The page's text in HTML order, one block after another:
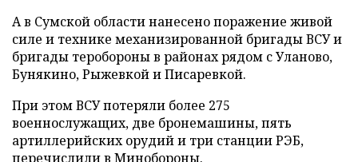
А в Сумской области нанесено поражение живой
силе и технике механизированной бригады ВСУ и
бригады теробороны в районах рядом с Уланово,
Бунякино, Рыжевкой и Писаревкой.
При этом ВСУ потеряли более 275
военнослужащих, две бронемашины, пять
артиллерийских орудий и три станции РЭБ,
перечислили в Минобороны.